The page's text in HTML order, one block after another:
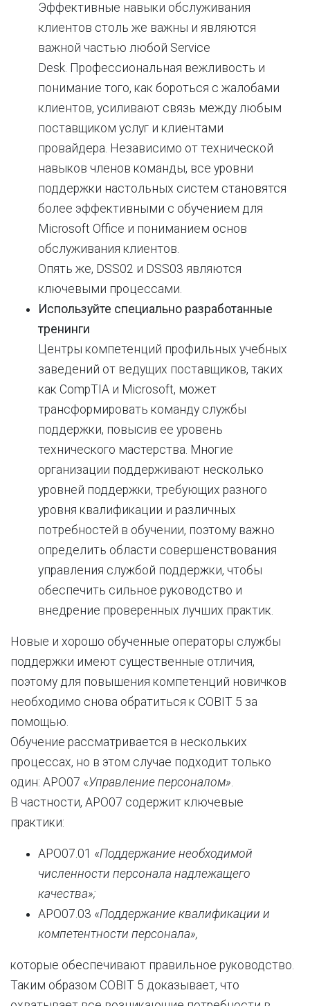
Эффективные навыки обслуживания
клиентов столь же важны и являются
важной частью любой Service
Desk. Профессиональная вежливость и
понимание того, как бороться с жалобами
клиентов, усиливают связь между любым
поставщиком услуг и клиентами
провайдера. Независимо от технической
навыков членов команды, все уровни
поддержки настольных систем становятся
более эффективными с обучением для
Microsoft Office и пониманием основ
обслуживания клиентов.
Опять же, DSS02 и DSS03 являются
ключевыми процессами.
Используйте специально разработанные
тренинги
Центры компетенций профильных учебных
заведений от ведущих поставщиков, таких
как CompTIA и Microsoft, может
трансформировать команду службы
поддержки, повысив ее уровень
технического мастерства. Многие
организации поддерживают несколько
уровней поддержки, требующих разного
уровня квалификации и различных
потребностей в обучении, поэтому важно
определить области совершенствования
управления службой поддержки, чтобы
обеспечить сильное руководство и
внедрение проверенных лучших практик.
Новые и хорошо обученные операторы службы
поддержки имеют существенные отличия,
поэтому для повышения компетенций новичков
необходимо снова обратиться к COBIT 5 за
помощью.
Обучение рассматривается в нескольких
процессах, но в этом случае подходит только
один: APO07 «Управление персоналом».
В частности, APO07 содержит ключевые
практики:
APO07.01 «Поддержание необходимой
численности персонала надлежащего
качества»;
APO07.03 «Поддержание квалификации и
компетентности персонала»,
которые обеспечивают правильное руководство.
Таким образом COBIT 5 доказывает, что